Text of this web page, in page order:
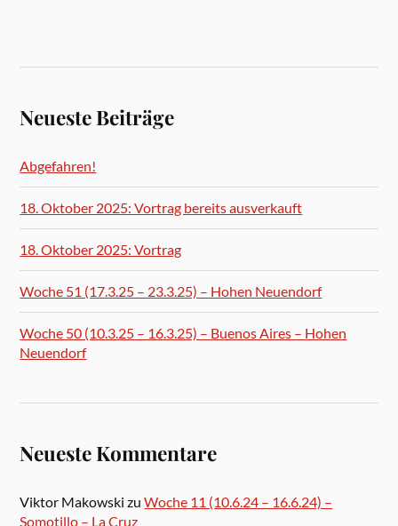
Neueste Beiträge
Abgefahren!
18. Oktober 2025: Vortrag bereits ausverkauft
18. Oktober 2025: Vortrag
Woche 51 (17.3.25 – 23.3.25) – Hohen Neuendorf
Woche 50 (10.3.25 – 16.3.25) – Buenos Aires – Hohen
Neuendorf
Neueste Kommentare
Viktor Makowski zuWoche 11 (10.6.24 – 16.6.24) –
Somotillo – La Cruz